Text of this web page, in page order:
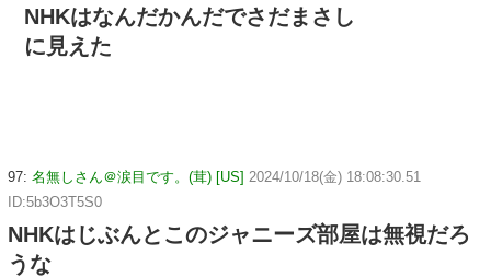
NHKはなんだかんだでさだまさし
に見えた
97: 名無しさん＠涙目です。(茸) [US] 2024/10/18(金) 18:08:30.51
ID:5b3O3T5S0
NHKはじぶんとこのジャニーズ部屋は無視だろ
うな